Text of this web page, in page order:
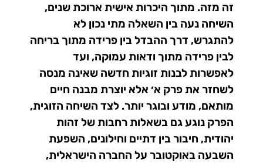
זה מזה. מתוך היכרות אישית ארוכת שנים,
השיחה נעה בין השאלה מתי נכון לא
להתגרש, דרך ההבדל בין פרידה מתוך בריחה
לבין פרידה מתוך ודאות עמוקה, ועד
לאפשרות לבנות זוגיות חדשה שאינה מנסה
לשחזר את פרק א׳ אלא יוצרת מבנה חיים
מותאם, מודע ובוגר יותר. לצד השיחה הזוגית,
הפרק נוגע גם בשאלות רחבות של זהות
יהודית, חיבור בין דתיים וחילונים, השפעת
השבעה באוקטובר על החברה הישראלית,